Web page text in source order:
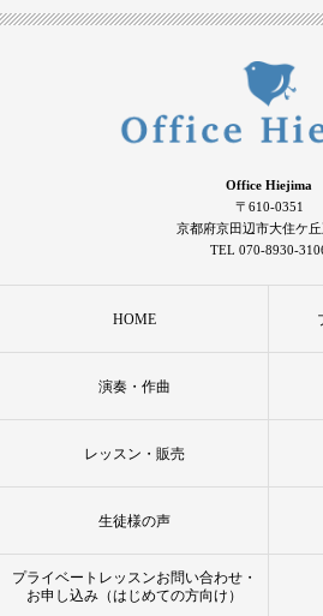
Office Hiejima
〒610-0351
京都府京田辺市大住ケ丘
TEL 070-8930-
HOME
演奏・作曲
レッスン・販売
生徒様の声
プライベートレッスンお問い合わせ・
お申し込み（はじめての方向け）